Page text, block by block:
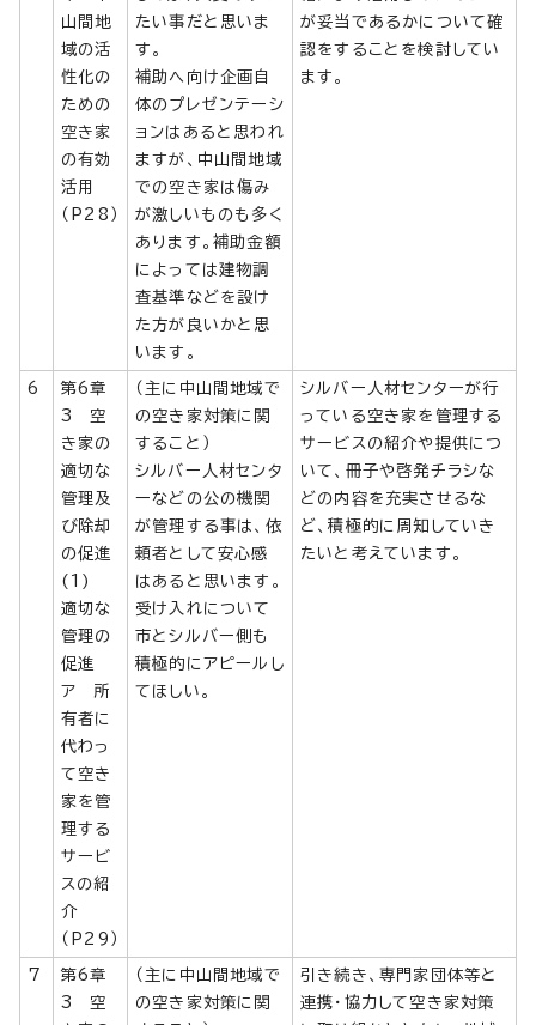
山間地
域の活
性化の
ための
空き家
の有効
活用
（P28）
たい事だと思いま
す。
補助へ向け企画自
体のプレゼンテーシ
ョンはあると思われ
ますが、中山間地域
での空き家は傷み
が激しいものも多く
あります。補助金額
によっては建物調
査基準などを設け
た方が良いかと思
います。
が妥当であるかについて確
認をすることを検討してい
ます。
6
第6章
3 空
き家の
適切な
管理及
び除却
の促進
(1)
適切な
管理の
促進
ア 所
有者に
代わっ
て空き
家を管
理する
サービ
スの紹
介
（P29）
（主に中山間地域で
の空き家対策に関
すること）
シルバー人材センタ
ーなどの公の機関
が管理する事は、依
頼者として安心感
はあると思います。
受け入れについて
市とシルバー側も
積極的にアピールし
てほしい。
シルバー人材センターが行
っている空き家を管理する
サービスの紹介や提供につ
いて、冊子や啓発チラシな
どの内容を充実させるな
ど、積極的に周知していき
たいと考えています。
7
第6章
3 空
（主に中山間地域で
の空き家対策に関
引き続き、専門家団体等と
連携・協力して空き家対策